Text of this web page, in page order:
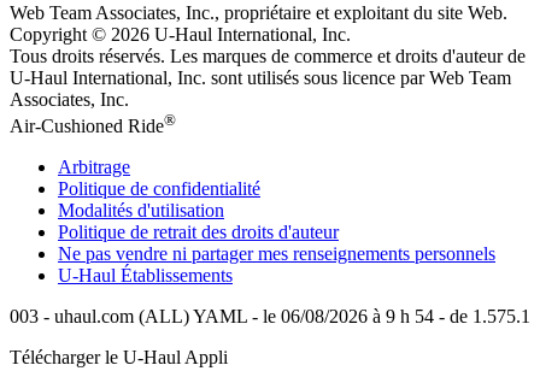
Web Team Associates, Inc., propriétaire et exploitant du site Web.
Copyright © 2026 U-Haul International, Inc.
Tous droits réservés. Les marques de commerce et droits d'auteur de
U-Haul International, Inc. sont utilisés sous licence par Web Team
Associates, Inc.
Air-Cushioned Ride®
Arbitrage
Politique de confidentialité
Modalités d'utilisation
Politique de retrait des droits d'auteur
Ne pas vendre ni partager mes renseignements personnels
U-Haul Établissements
003 - uhaul.com (ALL) YAML - le 06/08/2026 à 9 h 54 - de 1.575.1
Télécharger le U-Haul Appli